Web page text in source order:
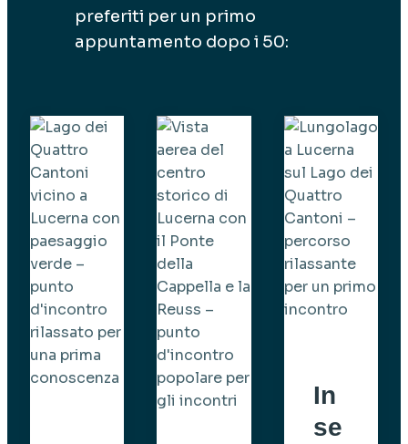
preferiti per un primo
appuntamento dopo i 50:
In
se